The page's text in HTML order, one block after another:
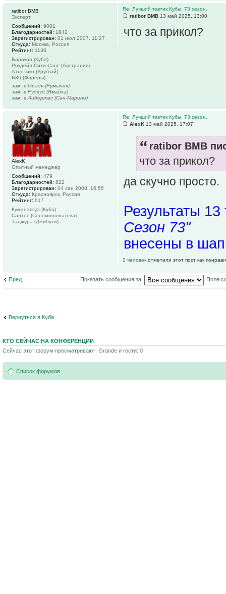
Re: Лучший тактик Кубы. 73 сезон.
ratibor BMB 13 май 2025, 13:00
что за прикол?
ratibor BMB
Эксперт
Сообщений: 9001
Благодарностей: 1842
Зарегистрирован: 01 июл 2007, 11:27
Откуда: Москва, Россия
Рейтинг: 1136
Баракоа (Куба)
Рокдейл Сити Санс (Австралия)
Атлетико (Уругвай)
Б36 (Фареры)
зам. в Орадя (Румыния)
зам. в Рудвуд (Ямайка)
зам. в Либертас (Сан-Марино)
Re: Лучший тактик Кубы. 73 сезон.
AlexK 13 май 2025, 17:07
ratibor BMB
что за прикол?
да скучно просто.
Результаты
Сезон 73"
внесены в
2 человек отметили этот пост как
AlexK
Опытный менеджер
Сообщений: 479
Благодарностей: 622
Зарегистрирован: 04 сен 2008, 16:56
Откуда: Красноярск, Россия
Рейтинг: 617
Куманаягуа (Куба)
Сантос (Соломоновы о-ва)
Таджура (Джибути)
Пред. Показать сообщения за: Поле
Вернуться в Куба
КТО СЕЙЧАС НА КОНФЕРЕНЦИИ
Сейчас этот форум просматривают: Grande и гости: 0
Список форумов